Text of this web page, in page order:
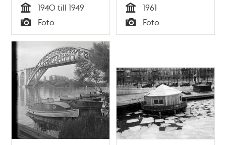
Tid
1940 till 1949
Typ
Foto Tid
1961
Typ
Foto